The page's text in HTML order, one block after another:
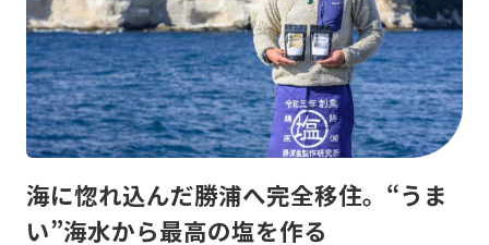
海に惚れ込んだ勝浦へ完全移住。“うま
い”海水から最高の塩を作る